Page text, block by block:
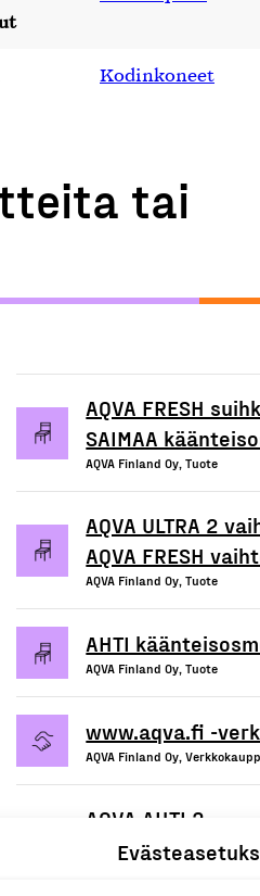
Kodinkoneet
tai
AQVA FRESH
SAIMAA
AQVA Finland Oy, Tuote
AQVA ULTRA 2
AQVA FRESH
AQVA Finland Oy, Tuote
AHTI
AQVA Finland Oy, Tuote
www.aqva.fi -
AQVA Finland Oy,
AQVA AHTI 2